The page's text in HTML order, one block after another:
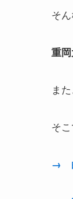
そ
重
ま
そこ
→